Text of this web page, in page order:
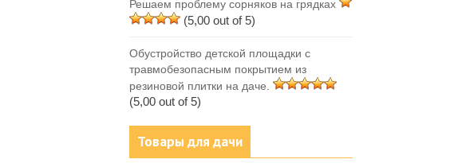
Решаем проблему сорняков на грядках
(5,00 out of 5)
Обустройство детской площадки с
травмобезопасным покрытием из
резиновой плитки на даче.
(5,00 out of 5)
Товары для дачи